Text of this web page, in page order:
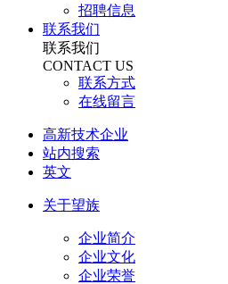
招聘信息
联系我们
联系我们
CONTACT US
联系方式
在线留言
高新技术企业
站内搜索
英文
关于望族
企业简介
企业文化
企业荣誉